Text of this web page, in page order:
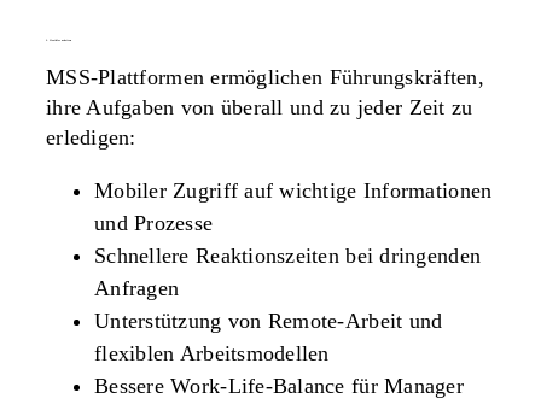
MSS-Plattformen ermöglichen Führungskräften,
ihre Aufgaben von überall und zu jeder Zeit zu
erledigen:
Mobiler Zugriff auf wichtige Informationen
und Prozesse
Schnellere Reaktionszeiten bei dringenden
Anfragen
Unterstützung von Remote-Arbeit und
flexiblen Arbeitsmodellen
Bessere Work-Life-Balance für Manager